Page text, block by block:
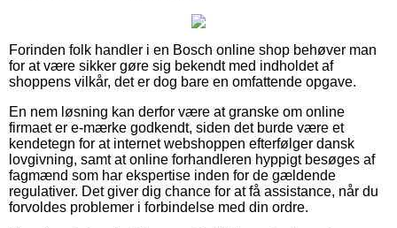
Forinden folk handler i en Bosch online shop behøver man
for at være sikker gøre sig bekendt med indholdet af
shoppens vilkår, det er dog bare en omfattende opgave.
En nem løsning kan derfor være at granske om online
firmaet er e-mærke godkendt, siden det burde være et
kendetegn for at internet webshoppen efterfølger dansk
lovgivning, samt at online forhandleren hyppigt besøges af
fagmænd som har ekspertise inden for de gældende
regulativer. Det giver dig chance for at få assistance, når du
forvoldes problemer i forbindelse med din ordre.